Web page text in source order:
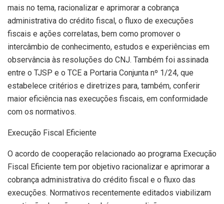
mais no tema, racionalizar e aprimorar a cobrança
administrativa do crédito fiscal, o fluxo de execuções
fiscais e ações correlatas, bem como promover o
intercâmbio de conhecimento, estudos e experiências em
observância às resoluções do CNJ. Também foi assinada
entre o TJSP e o TCE a Portaria Conjunta nº 1/24, que
estabelece critérios e diretrizes para, também, conferir
maior eficiência nas execuções fiscais, em conformidade
com os normativos.
Execução Fiscal Eficiente
O acordo de cooperação relacionado ao programa Execução
Fiscal Eficiente tem por objetivo racionalizar e aprimorar a
cobrança administrativa do crédito fiscal e o fluxo das
execuções. Normativos recentemente editados viabilizam